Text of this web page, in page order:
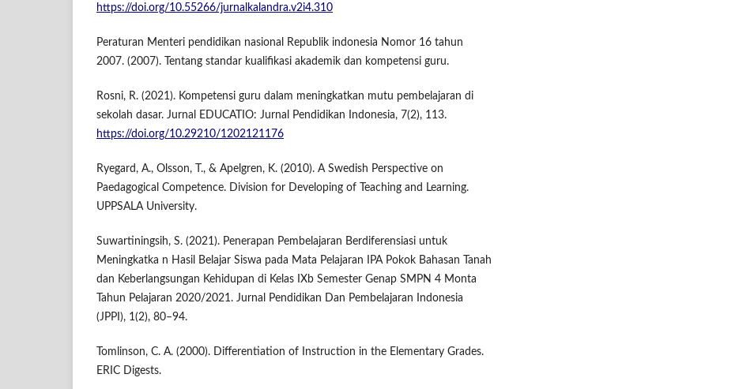
https://doi.org/10.55266/jurnalkalandra.v2i4.310
Peraturan Menteri pendidikan nasional Republik indonesia Nomor 16 tahun
2007. (2007). Tentang standar kualifikasi akademik dan kompetensi guru.
Rosni, R. (2021). Kompetensi guru dalam meningkatkan mutu pembelajaran di
sekolah dasar. Jurnal EDUCATIO: Jurnal Pendidikan Indonesia, 7(2), 113.
https://doi.org/10.29210/1202121176
Ryegard, A., Olsson, T., & Apelgren, K. (2010). A Swedish Perspective on
Paedagogical Competence. Division for Developing of Teaching and Learning.
UPPSALA University.
Suwartiningsih, S. (2021). Penerapan Pembelajaran Berdiferensiasi untuk
Meningkatka n Hasil Belajar Siswa pada Mata Pelajaran IPA Pokok Bahasan Tanah
dan Keberlangsungan Kehidupan di Kelas IXb Semester Genap SMPN 4 Monta
Tahun Pelajaran 2020/2021. Jurnal Pendidikan Dan Pembelajaran Indonesia
(JPPI), 1(2), 80–94.
Tomlinson, C. A. (2000). Differentiation of Instruction in the Elementary Grades.
ERIC Digests.